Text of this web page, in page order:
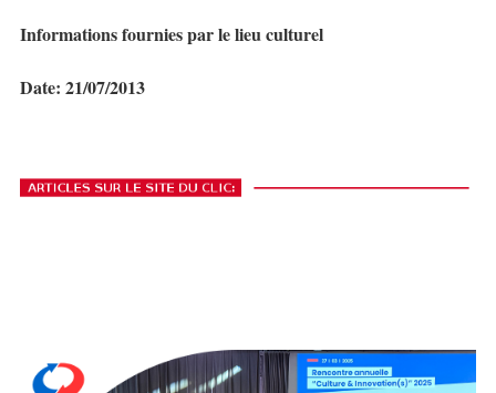
Informations fournies par le lieu culturel
Date: 21/07/2013